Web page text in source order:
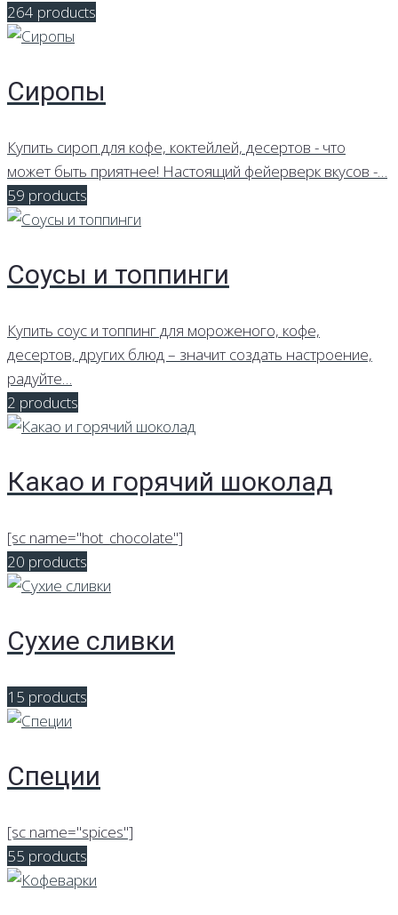
264 products
Сиропы
Купить сироп для кофе, коктейлей, десертов - что
может быть приятнее! Настоящий фейерверк вкусов -…
59 products
Соусы и топпинги
Купить соус и топпинг для мороженого, кофе,
десертов, других блюд – значит создать настроение,
радуйте…
2 products
Какао и горячий шоколад
[sc name="hot_chocolate"]
20 products
Сухие сливки
15 products
Специи
[sc name="spices"]
55 products